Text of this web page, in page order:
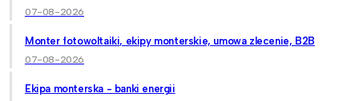
07-08-2026
Monter fotowoltaiki, ekipy monterskie, umowa zlecenie, B2B
07-08-2026
Ekipa monterska - banki energii